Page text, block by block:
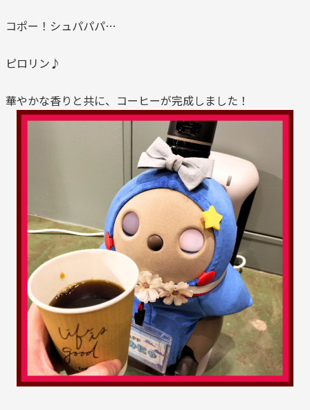
コポー！シュパパパ…
ピロリン♪
華やかな香りと共に、コーヒーが完成しました！